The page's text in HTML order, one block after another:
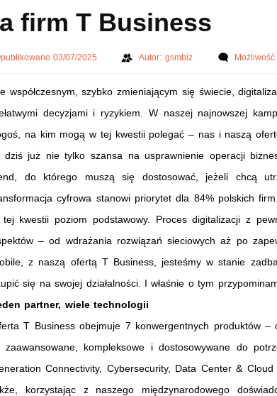
firm T Business
03/07/2025 Autor: gsmbiz
współczesnym, szybko zmieniającym się świecie,
decyzjami i ryzykiem. W naszej najnowszej
na kim mogą w tej kwestii polegać – nas i naszą
dziś już nie tylko szansa na usprawnienie operacji
do którego muszą się dostosować, jeżeli chcą
cyfrowa stanowi priorytet dla 84% polskich
kwestii poziom podstawowy. Proces digitalizacji z
– od wdrażania rozwiązań sieciowych aż po
z naszą ofertą T Business, jesteśmy w stanie
się na swojej działalności. I właśnie o tym
partner, wiele technologii
T Business obejmuje 7 konwergentnych produktów
zaawansowane, kompleksowe i dostosowywane do
Connectivity, Cybersecurity, Data Center &
korzystając z naszego międzynarodowego